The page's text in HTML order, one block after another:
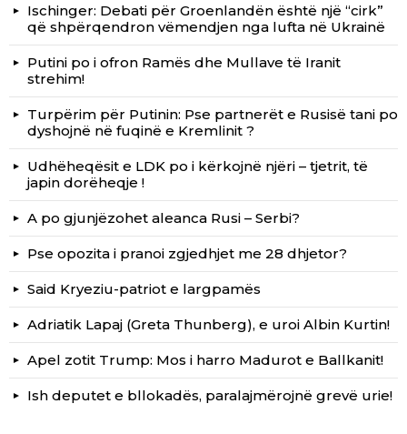
Ischinger: Debati për Groenlandën është një “cirk”
që shpërqendron vëmendjen nga lufta në Ukrainë
Putini po i ofron Ramës dhe Mullave të Iranit
strehim!
Turpërim për Putinin: Pse partnerët e Rusisë tani po
dyshojnë në fuqinë e Kremlinit ?
Udhëheqësit e LDK po i kërkojnë njëri – tjetrit, të
japin dorëheqje !
A po gjunjëzohet aleanca Rusi – Serbi?
Pse opozita i pranoi zgjedhjet me 28 dhjetor?
Said Kryeziu-patriot e largpamës
Adriatik Lapaj (Greta Thunberg), e uroi Albin Kurtin!
Apel zotit Trump: Mos i harro Madurot e Ballkanit!
Ish deputet e bllokadës, paralajmërojnë grevë urie!